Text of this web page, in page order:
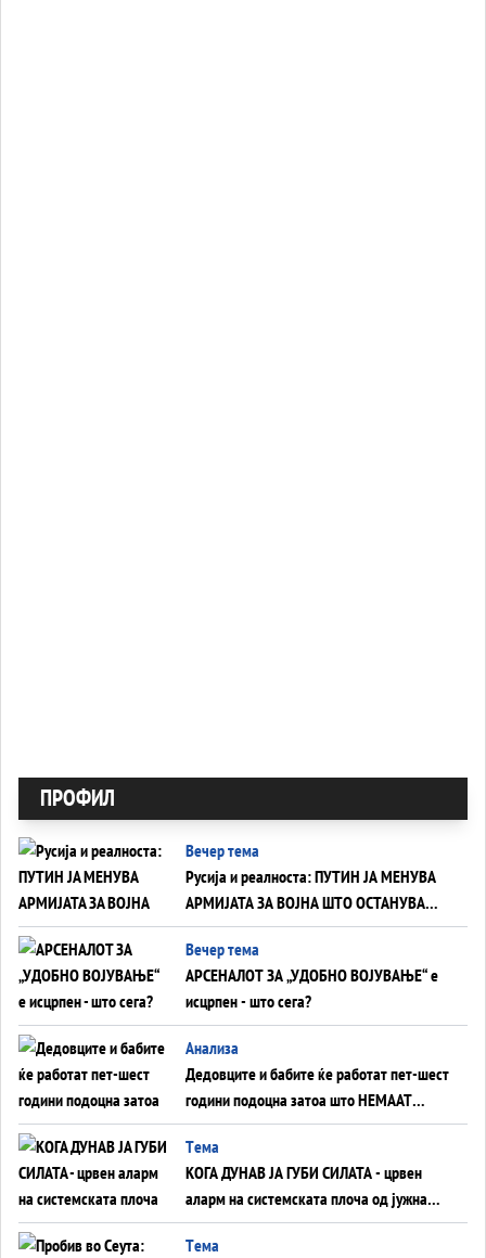
ПРОФИЛ
Вечер тема
Русија и реалноста: ПУТИН ЈА МЕНУВА
АРМИЈАТА ЗА ВОЈНА ШТО ОСТАНУВА
БЕЗ ФРОНТ
Вечер тема
АРСЕНАЛОТ ЗА „УДОБНО ВОЈУВАЊЕ“ е
исцрпен - што сега?
Анализа
Дедовците и бабите ќе работат пет-шест
години подоцна затоа што НЕМААТ
ВНУЦИ ДА ГИ ЗАМЕНАТ
Tема
КОГА ДУНАВ ЈА ГУБИ СИЛАТА - црвен
аларм на системската плоча од јужна
Германија до Црното Море...
Tема